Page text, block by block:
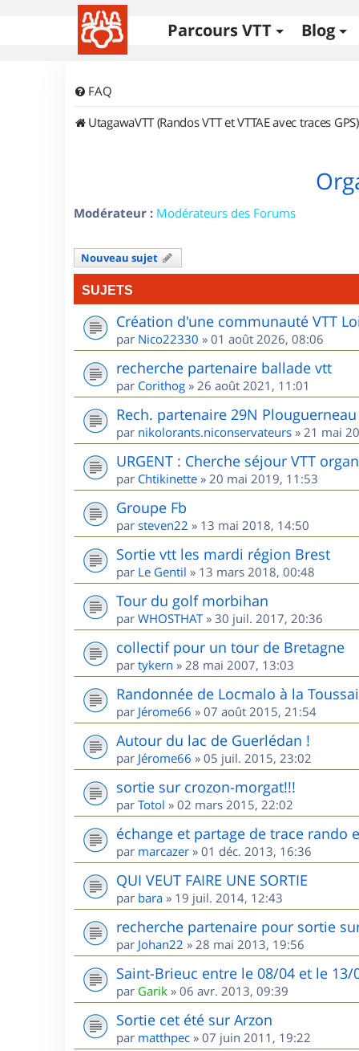
Parcours VTT Blog
FAQ
UtagawaVTT (Randos VTT et VTTAE avec traces GPS)
Modérateur : Modérateurs des Forums
Nouveau sujet
SUJETS
Création d'une communauté VTT
par Nico22330 » 01 août 2026, 08:06
recherche partenaire ballade vtt
par Corithog » 26 août 2021, 11:01
Rech. partenaire 29N
par nikolorants.niconservateurs » 21 mai
URGENT : Cherche séjour VTT
par Chtikinette » 20 mai 2019, 11:53
Groupe Fb
par steven22 » 13 mai 2018, 14:50
Sortie vtt les mardi région Brest
par Le Gentil » 13 mars 2018, 00:48
Tour du golf morbihan
par WHOSTHAT» 30 juil. 2017, 20:36
collectif pour un tour de Bretagne
par tykern » 28 mai 2007, 13:03
Randonnée de Locmalo à la
par Jérome66 » 07 août 2015, 21:54
Autour du lac de Guerlédan !
par Jérome66 » 05 juil. 2015, 23:02
sortie sur crozon-morgat!!!
par Totol » 02 mars 2015, 22:02
échange et partage de trace rando
par marcazer » 01 déc. 2013, 16:36
QUI VEUT FAIRE UNE SORTIE
par bara » 19 juil. 2014, 12:43
recherche partenaire pour sortie
par Johan22 » 28 mai 2013, 19:56
Saint-Brieuc entre le 08/04 et le 13/
par Garik » 06 avr. 2013, 09:39
Sortie cet été sur Arzon
par matthpec » 07 juin 2011, 19:22